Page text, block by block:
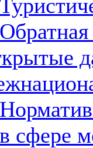
Обратная
в сфере